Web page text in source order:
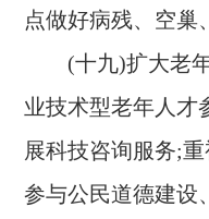
点做好病残、空巢
(十九)扩大老
业技术型老年人才
展科技咨询服务;
参与公民道德建设